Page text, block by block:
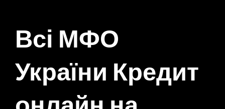
Всі МФО
України Кредит